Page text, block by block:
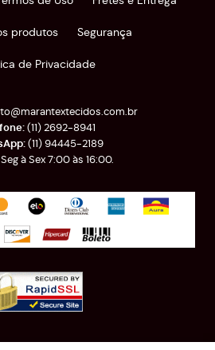
produtos Segurança
de Privacidade
(11)2692-8941
(11)94445-2189
Seg à Sex 7:00 às 16:00.